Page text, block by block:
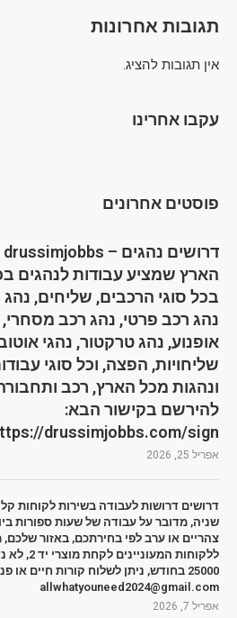
תגובות אחרונות
אין תגובות להציג.
עקבו אחרינו
פוסטים אחרונים
הארץ שמציע עבודות לנהגים
בכל סוגי הרכבים, שליחים,
נהג רכב פרטי, נהג רכב מסחרי,
אופנוע, נהג טרקטור, נהגי
שליחויות, הפצה, וכל סוגי
ונהגות מכל הארץ, רכב
להירשם בקישור הבא:
drussimjobbs.com/sign/
אפריל 25, 2026
שניה, מדובר על עבודה של שעות ספורות
צהריים או ערב לפי בחירתכם, באזור שלכם,
25000 בחודש, ניתן לשלוח קורות חיים
allwhatyouneed2024@gmail.com
אפריל 7, 2026